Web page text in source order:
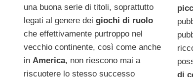
una buona serie di titoli, soprattutto
legati al genere dei giochi di ruolo
che effettivamente purtroppo nel
vecchio continente, così come anche
in America, non riescono mai a
riscuotere lo stesso successo
di